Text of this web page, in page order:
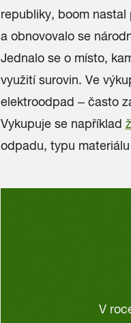
republiky, boom
a obnovovalo se
Jednalo se o místo,
využití surovin. Ve
elektroodpad – často
Vykupuje se například
odpadu, typu
V